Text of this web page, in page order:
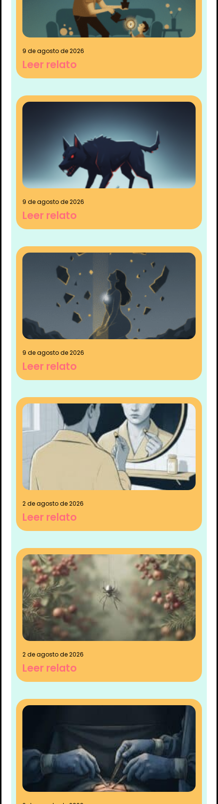
9 de agosto de 2026
Leer relato
9 de agosto de 2026
Leer relato
9 de agosto de 2026
Leer relato
2 de agosto de 2026
Leer relato
2 de agosto de 2026
Leer relato